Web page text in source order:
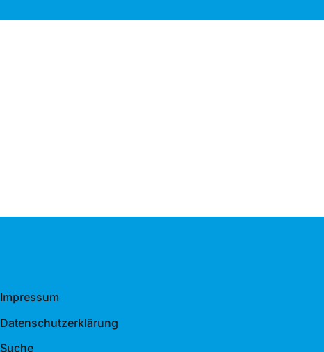
Impressum
Datenschutzerklärung
Suche